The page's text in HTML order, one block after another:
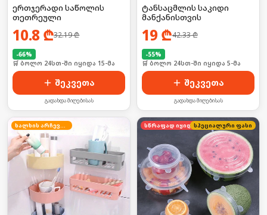
ერთჯერადი საწოლის
თეთრეული
10.8 ₾32.19₾
-66%
🛒 ბოლო 24სთ-ში იყიდა 15-მა
შეკვეთა
გადახდა მიღებისას
ტანსაცმლის საკიდი
მანქანისთვის
19 ₾42.33₾
-55%
🛒 ბოლო 24სთ-ში იყიდა 5-მა
შეკვეთა
გადახდა მიღებისას
ხალხის არჩევანი სწრაფად იყიდება
სპეციალური ფასი